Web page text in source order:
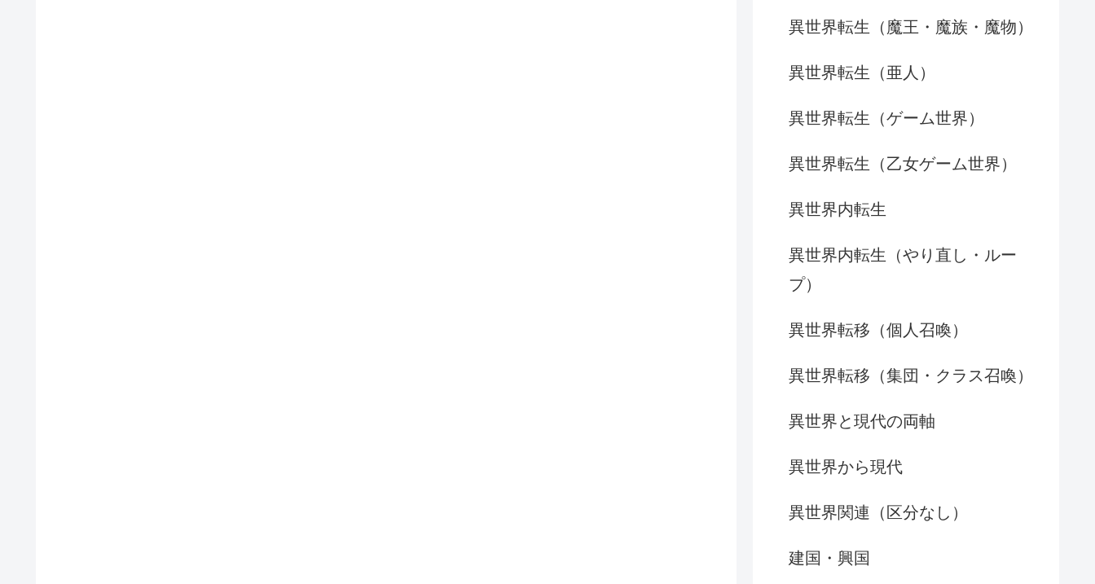
異世界転生（魔王・魔族・魔物）
異世界転生（亜人）
異世界転生（ゲーム世界）
異世界転生（乙女ゲーム世界）
異世界内転生
異世界内転生（やり直し・ルー
プ）
異世界転移（個人召喚）
異世界転移（集団・クラス召喚）
異世界と現代の両軸
異世界から現代
異世界関連（区分なし）
建国・興国